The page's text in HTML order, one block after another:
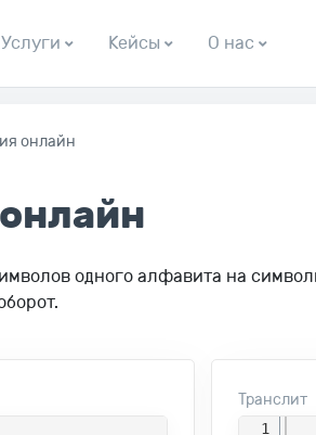
Услуги Кейсы О нас
онлайн
одного алфавита на
Транслит
1